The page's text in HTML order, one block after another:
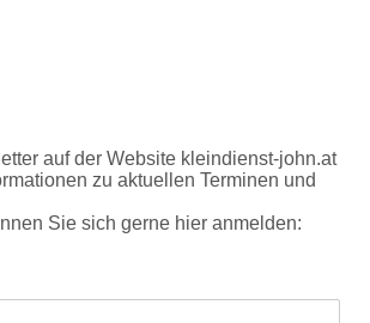
auf der Website kleindienst-john.at
zu aktuellen Terminen und
Sie sich gerne hier anmelden: